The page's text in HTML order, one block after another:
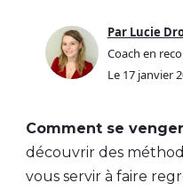
Par Lucie
Coach en
Le 17 janvier
Comment se
découvrir des
vous servir à faire